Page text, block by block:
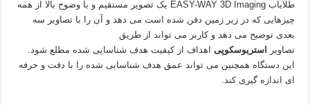
طلایاب EASY-WAY 3D Imaging یک تصویر مستقیم و با وضوح بالا از همه
چیزهایی که در زیر زمین دفن شده است می دهد و آن را با تصاویر سه
بعدی توضیح می دهد و کاربر می تواند از طریق
تصاویر
استریوسکوپی اهداف از کیفیت هدف شناسایی شده مطلع شود.
این دستگاه همچنین می تواند عمق هدف شناسایی شده را با دقت و حرفه
ای اندازه گیری کند.